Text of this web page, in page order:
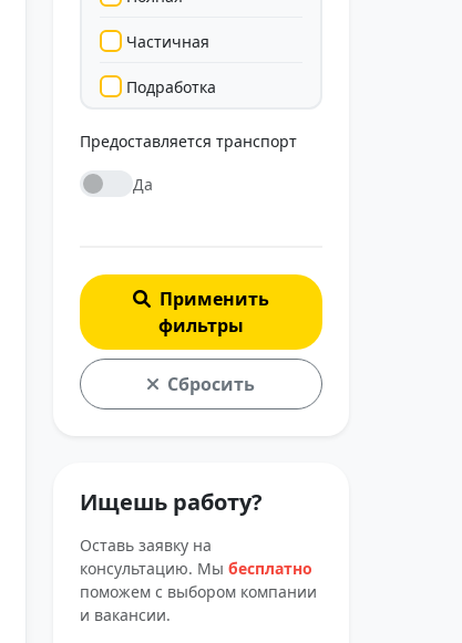
Частичная
Подработка
Предоставляется транспорт
Да
Применить
фильтры
Сбросить
Ищешь работу?
Оставь заявку на
консультацию. Мы бесплатно
поможем с выбором компании
и вакансии.